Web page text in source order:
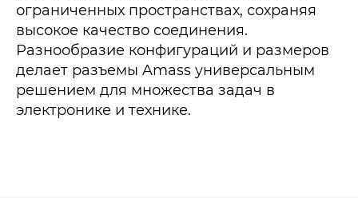
ограниченных пространствах, сохраняя
высокое качество соединения.
Разнообразие конфигураций и размеров
делает разъемы Amass универсальным
решением для множества задач в
электронике и технике.